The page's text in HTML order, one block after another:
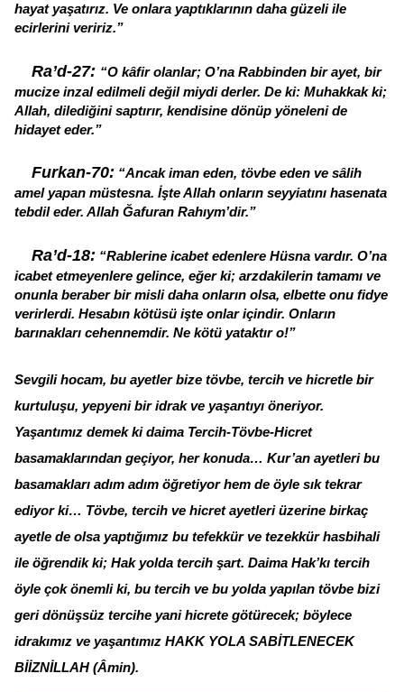
hayat yaşatırız. Ve onlara yaptıklarının daha güzeli ile
ecirlerini veririz.”
Ra’d-27: “O kâfir olanlar; O’na Rabbinden bir ayet, bir
mucize inzal edilmeli değil miydi derler. De ki: Muhakkak ki;
Allah, dilediğini saptırır, kendisine dönüp yöneleni de
hidayet eder.”
Furkan-70: “Ancak iman eden, tövbe eden ve sâlih
amel yapan müstesna. İşte Allah onların seyyiatını hasenata
tebdil eder. Allah Ğafuran Rahıym’dir.”
Ra’d-18: “Rablerine icabet edenlere Hüsna vardır. O’na
icabet etmeyenlere gelince, eğer ki; arzdakilerin tamamı ve
onunla beraber bir misli daha onların olsa, elbette onu fidye
verirlerdi. Hesabın kötüsü işte onlar içindir. Onların
barınakları cehennemdir. Ne kötü yataktır o!”
Sevgili hocam, bu ayetler bize tövbe, tercih ve hicretle bir
kurtuluşu, yepyeni bir idrak ve yaşantıyı öneriyor.
Yaşantımız demek ki daima Tercih-Tövbe-Hicret
basamaklarından geçiyor, her konuda… Kur’an ayetleri bu
basamakları adım adım öğretiyor hem de öyle sık tekrar
ediyor ki… Tövbe, tercih ve hicret ayetleri üzerine birkaç
ayetle de olsa yaptığımız bu tefekkür ve tezekkür hasbihali
ile öğrendik ki; Hak yolda tercih şart. Daima Hak’kı tercih
öyle çok önemli ki, bu tercih ve bu yolda yapılan tövbe bizi
geri dönüşsüz tercihe yani hicrete götürecek; böylece
idrakımız ve yaşantımız HAKK YOLA SABİTLENECEK
BİİZNİLLAH (Âmin).